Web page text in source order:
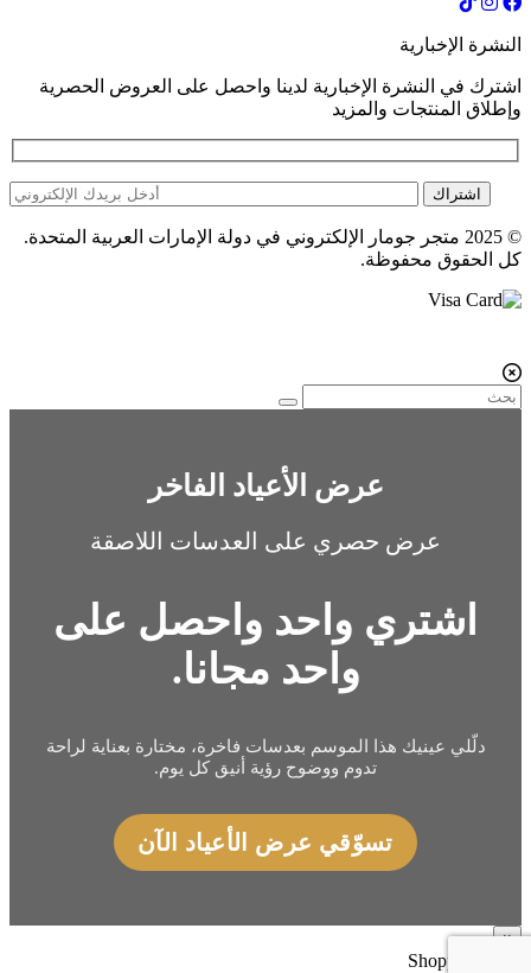
النشرة الإخبارية
اشترك في النشرة الإخبارية لدينا واحصل على العروض الحصرية
وإطلاق المنتجات والمزيد
اشتراك
© 2025 متجر جومار الإلكتروني في دولة الإمارات العربية المتحدة.
كل الحقوق محفوظة.
عرض الأعياد الفاخر
عرض حصري على العدسات اللاصقة
اشتري واحد واحصل على
واحد مجانا.
دلّلي عينيك هذا الموسم بعدسات فاخرة، مختارة بعناية لراحة
تدوم ووضوح رؤية أنيق كل يوم.
تسوّقي عرض الأعياد الآن
×
Shopping cart